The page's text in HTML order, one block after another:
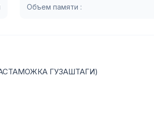
Объем памяти :
ГУЗАШТАГИ)